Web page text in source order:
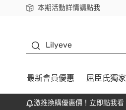
本期活動詳情請點我
下載app最高回饋$350
Lilyeve
最新會員優惠 屈臣氏獨家
激推換購優惠價！立即點我看